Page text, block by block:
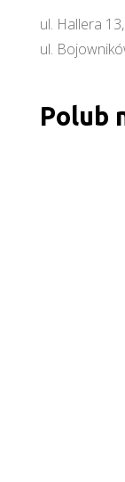
ul. Hallera
ul.
Polub